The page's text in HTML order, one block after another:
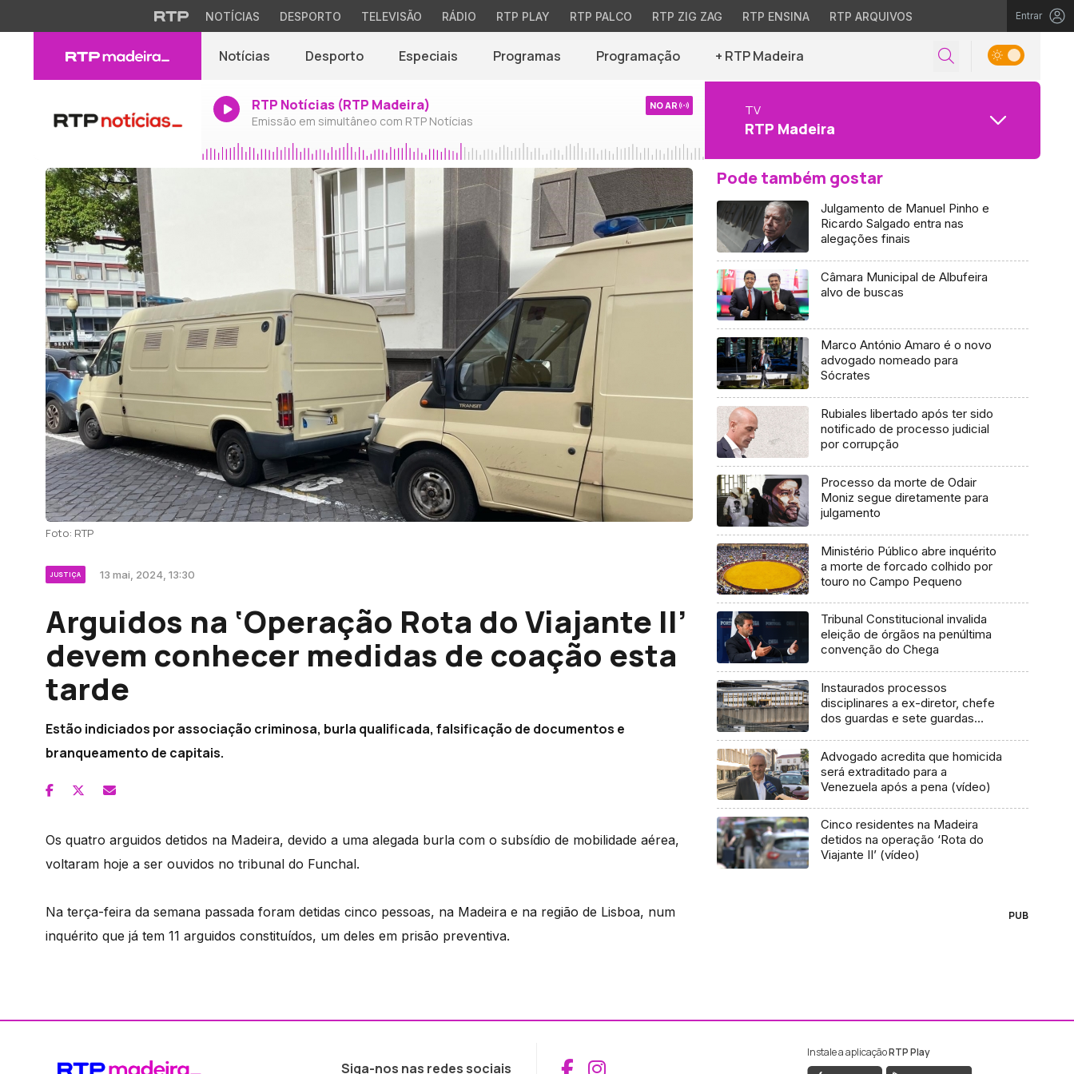
NOTÍCIAS DESPORTO TELEVISÃO RÁDIO RTP PLAY RTP PALCO RTP ZIG ZAG RTP ENSINA RTP ARQUIVOS Entrar
Notícias Desporto Especiais Programas Programação + RTP Madeira
RTP Notícias (RTP Madeira)
Emissão em simultâneo com RTP Notícias
NO AR TV
RTP Madeira
Foto: RTP
JUSTIÇA 13 mai, 2024, 13:30
Arguidos na ‘Operação Rota do Viajante II’
devem conhecer medidas de coação esta
tarde
Estão indiciados por associação criminosa, burla qualificada, falsificação de documentos e
branqueamento de capitais.
Os quatro arguidos detidos na Madeira, devido a uma alegada burla com o subsídio de mobilidade aérea,
voltaram hoje a ser ouvidos no tribunal do Funchal.
Na terça-feira da semana passada foram detidas cinco pessoas, na Madeira e na região de Lisboa, num
inquérito que já tem 11 arguidos constituídos, um deles em prisão preventiva.
Pode também gostar
Julgamento de Manuel Pinho e
Ricardo Salgado entra nas
alegações finais
Câmara Municipal de Albufeira
alvo de buscas
Marco António Amaro é o novo
advogado nomeado para
Sócrates
Rubiales libertado após ter sido
notificado de processo judicial
por corrupção
Processo da morte de Odair
Moniz segue diretamente para
julgamento
Ministério Público abre inquérito
a morte de forcado colhido por
touro no Campo Pequeno
Tribunal Constitucional invalida
eleição de órgãos na penúltima
convenção do Chega
Instaurados processos
disciplinares a ex-diretor, chefe
dos guardas e sete guardas
Advogado acredita que homicida
será extraditado para a
Venezuela após a pena (vídeo)
Cinco residentes na Madeira
detidos na operação ‘Rota do
Viajante II’ (vídeo)
PUB
Siga-nos nas redes sociais Aceder ao Facebook da RTP Madeira
Aceder ao Instagram da RTP Madeira
Instale a aplicaçãoRTP Play